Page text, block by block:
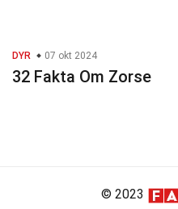
DYR 07 okt 2024
32 Fakta Om Zorse
© 2023